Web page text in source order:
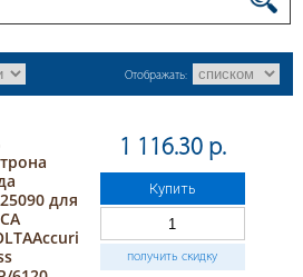
Отображать:
для
1 116.30 р.
Купить
получить скидку